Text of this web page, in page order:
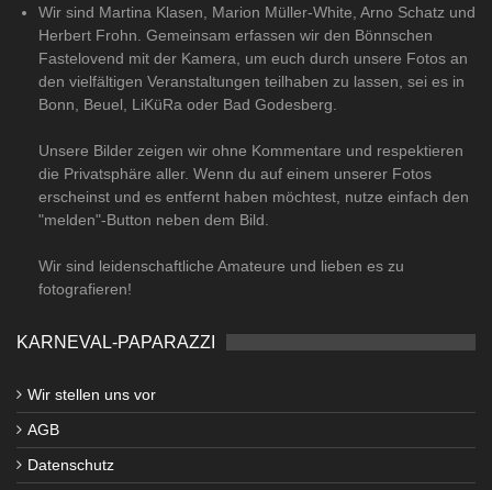
Wir sind Martina Klasen, Marion Müller-White, Arno Schatz und
Herbert Frohn. Gemeinsam erfassen wir den Bönnschen
Fastelovend mit der Kamera, um euch durch unsere Fotos an
den vielfältigen Veranstaltungen teilhaben zu lassen, sei es in
Bonn, Beuel, LiKüRa oder Bad Godesberg.
Unsere Bilder zeigen wir ohne Kommentare und respektieren
die Privatsphäre aller. Wenn du auf einem unserer Fotos
erscheinst und es entfernt haben möchtest, nutze einfach den
"melden"-Button neben dem Bild.
Wir sind leidenschaftliche Amateure und lieben es zu
fotografieren!
KARNEVAL-PAPARAZZI
Wir stellen uns vor
AGB
Datenschutz